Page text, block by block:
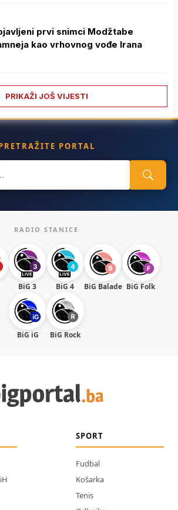
prvi snimci Modžtabe
kao vrhovnog vođe Irana
PRIKAŽI JOŠ VIJESTI
PORTAL
RADIO STANICE
BiG 3 BiG 4 BiG Balade BiG Folk
BiG iG BiG Rock
SPORT
Fudbal
Košarka
Tenis